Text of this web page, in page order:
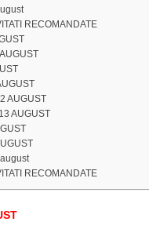
RECOMANDATE
AUGUST
AUGUST
RECOMANDATE